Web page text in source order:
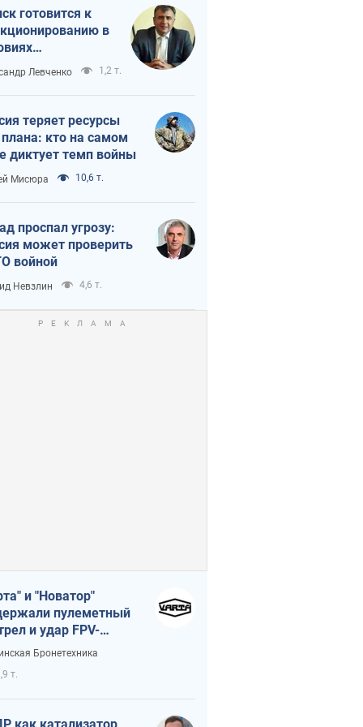
готовится к
в
кризиса
Левченко 1,2 т.
теряет ресурсы
кто на самом
диктует темп войны
Мисюра 10,6 т.
проспал угрозу:
может проверить
войной
Невзлин 4,6 т.
и "Новатор"
пулеметный
и удар FPV-
сохранив жизнь
Бронетехника
т.